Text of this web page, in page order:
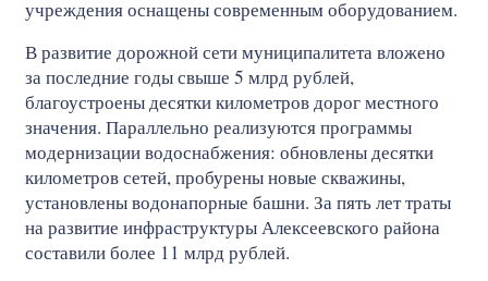
учреждения оснащены современным оборудованием.
В развитие дорожной сети муниципалитета вложено
за последние годы свыше 5 млрд рублей,
благоустроены десятки километров дорог местного
значения. Параллельно реализуются программы
модернизации водоснабжения: обновлены десятки
километров сетей, пробурены новые скважины,
установлены водонапорные башни. За пять лет траты
на развитие инфраструктуры Алексеевского района
составили более 11 млрд рублей.